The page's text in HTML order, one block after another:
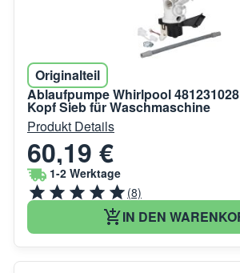
Originalteil
Ablaufpumpe Whirlpool
Kopf Sieb für Waschmaschine
Produkt Details
60,19 €
1-2 Werktage
(8)
IN DEN